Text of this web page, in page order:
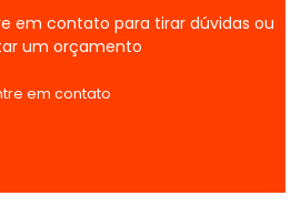
em contato para tirar dúvidas ou
um orçamento
em contato